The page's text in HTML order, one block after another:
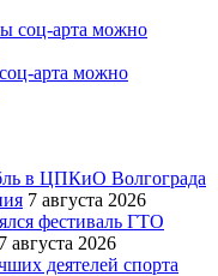
арта можно
в ЦПКиО Волгограда
7 августа 2026
фестиваль ГТО
7 августа 2026
деятелей спорта